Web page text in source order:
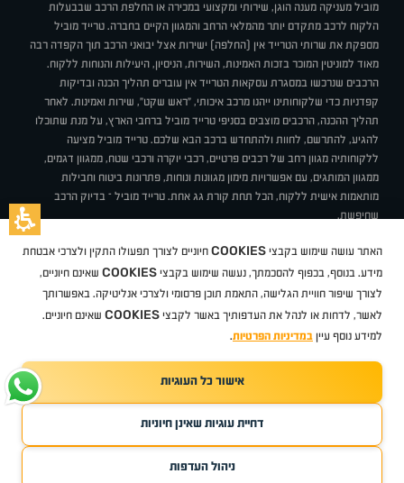
מוביל מעניקה מענה הוגן, שירותי ומקצועי במכירה או החלפת הרכב שבבעלות
הלקוח לרכב מתקדם יותר מהמלאי הרחב והמגוון הקיים בחברה. טרייד מוביל
מספקת את שרותי הטרייד אין (החלפה) ישירות אצל יבואני הרכב תוך הקפדה רבה
מאוד למוניטין המוכר בזכות האמינות, השירות, הניסיון, היעילות והנוחות ללקוח.
הרכבים שנרכשו במסגרת עסקאות הטרייד אין עוברים תהליך הכנה ובדיקות
קפדניות כדי שלקוחותינו ייהנו מרכב איכותי, "ראש שקט", שירות ואמינות. לאחר
תהליך ההכנה, הרכבים מוצבים בסניפי טרייד מוביל ברחבי הארץ, על מנת שתוכלו
להגיע, להתרשם, לחוות ולהתחדש ברכב הבא שלכם. טרייד מוביל מציעה
ללקוחותיה מגוון רחב של רכבים פרטיים, רכבי יוקרה ורכבי שטח, ממגוון דגמים,
ממגוון המותגים, עם אפשרויות מימון מגוונות ונוחות, פתרונות ביטוח וחבילות
מותאמות אישית ללקוח, הכל תחת קורת גג אחת. טרייד מוביל – בדיוק הרכב
שחיפשת.
תקנוןBUY BACKמבצעיםמגזין טרייד מובילאיך זה עובד? דרושים
ניהול העדפות עוגיות
סיטרואןאופלפיג'ו MGמזדהבי ווי דיצ'ריטסלה ניסאןטויוטהדאצ'יהפולקסווגןטסלהג'יפ
לקסוסאאודיסקודהיונדאירנושברולט
TradeMobile instagram
TradeMobile youtube
TradeMobile facebook
ריגו מרקטינג - קידום אתרים
כל הזכויות שמורות טרייד מוביל2026
האתר עושה שימוש בקבצי COOKIES חיוניים לצורך תפעולו התקין ולצרכי אבטחת
מידע. בנוסף, בכפוף להסכמתך, נעשה שימוש בקבצי COOKIES שאינם חיוניים,
לצורך שיפור חוויית הגלישה, התאמת תוכן פרסומי ולצרכי אנליטיקה. באפשרותך
לאשר, לדחות או לנהל את העדפותיך באשר לקבצי COOKIES שאינם חיוניים.
למידע נוסף עיין במדיניות הפרטיות.
אישור כל העוגיות
דחיית עוגיות שאינן חיוניות
ניהול העדפות